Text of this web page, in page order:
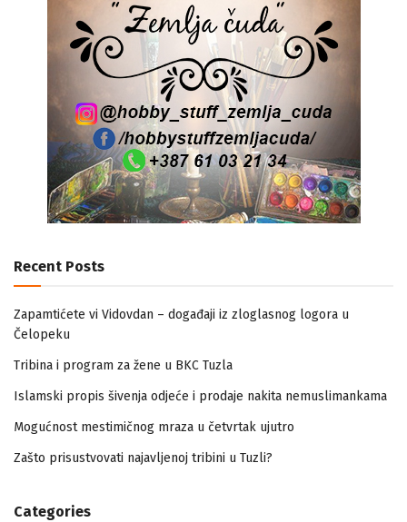
Recent Posts
Zapamtićete vi Vidovdan – događaji iz zloglasnog logora u
Čelopeku
Tribina i program za žene u BKC Tuzla
Islamski propis šivenja odjeće i prodaje nakita nemuslimankama
Mogućnost mestimičnog mraza u četvrtak ujutro
Zašto prisustvovati najavljenoj tribini u Tuzli?
Categories